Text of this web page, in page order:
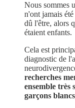
Nous sommes
n'ont jamais
dû l'être, alors
étaient enfants.
Cela est
diagnostic de
recherches
ensemble très
garçons